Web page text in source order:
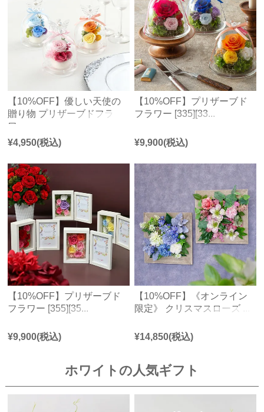
【10%OFF】優しい天使の
贈り物 プリザーブドフラ
ワ...
¥4,950(税込)
【10%OFF】プリザーブド
フラワー [335][33...
¥9,900(税込)
【10%OFF】プリザーブド
フラワー [355][35...
¥9,900(税込)
【10%OFF】《オンライン
限定》 クリスマスローズ ...
¥14,850(税込)
ホワイトの人気ギフト